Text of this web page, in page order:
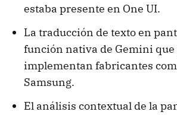
estaba presente en One UI.
La traducción de texto en
función nativa de Gemini que
implementan fabricantes
Samsung.
El análisis contextual de la